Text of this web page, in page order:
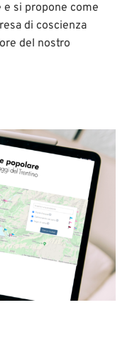
si propone come
di coscienza
del nostro